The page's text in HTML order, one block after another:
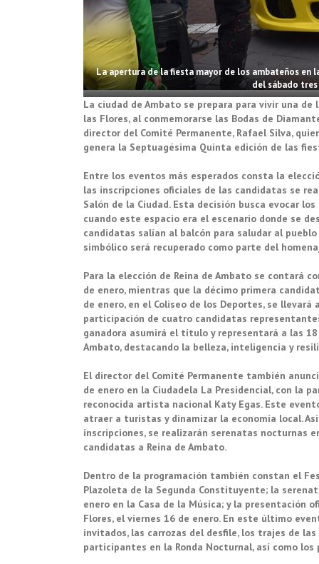
La apertura de la fiesta mayor de los ambateños en
del sábado
La ciudad de Ambato se prepara para vivir una
las Flores, al conmemorarse las Bodas de
director del Comité Permanente, Rafael Silva,
genera la Septuagésima Quinta edición de las
Entre los eventos más esperados consta la
las inscripciones oficiales de las candidatas se
Salón de la Ciudad. Esta decisión busca evocar
cuando este espacio era el escenario donde se
candidatas salían al balcón para saludar al
simbólico será recuperado como parte del
Para la elección de Reina de Ambato se contará
de enero, mientras que la décimo primera
de enero, en el Coliseo de los Deportes, se
participación de cuatro candidatas
ganadora asumirá el título y representará a las
Ambato, destacando la belleza, inteligencia y
El director del Comité Permanente también
de enero en la Ciudadela La Presidencial, con la
reconocida artista nacional Katy Egas. Este
atraer a turistas y dinamizar la economía local.
inscripciones, se realizarán serenatas nocturnas
candidatas a Reina de Ambato.
Dentro de la programación también constan el
Plazoleta de la Segunda Constituyente; la
enero en la Casa de la Música; y la presentación
Flores, el viernes 16 de enero. En este último
invitados, las carrozas del desfile, los trajes de
participantes en la Ronda Nocturnal, así como